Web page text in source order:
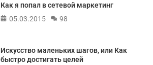
Как я попал в сетевой маркетинг
05.03.2015
98
Искусство маленьких шагов, или Как
быстро достигать целей